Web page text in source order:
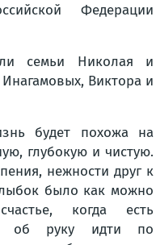
Федерации
семьи Николая и
Виктора и
будет похожа на
глубокую и чистую.
нежности друг к
было как можно
когда есть
об руку идти по